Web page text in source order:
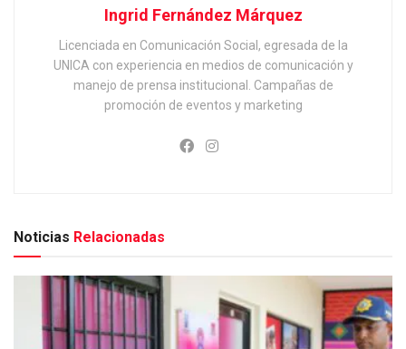
Ingrid Fernández Márquez
Licenciada en Comunicación Social, egresada de la
UNICA con experiencia en medios de comunicación y
manejo de prensa institucional. Campañas de
promoción de eventos y marketing
Noticias Relacionadas